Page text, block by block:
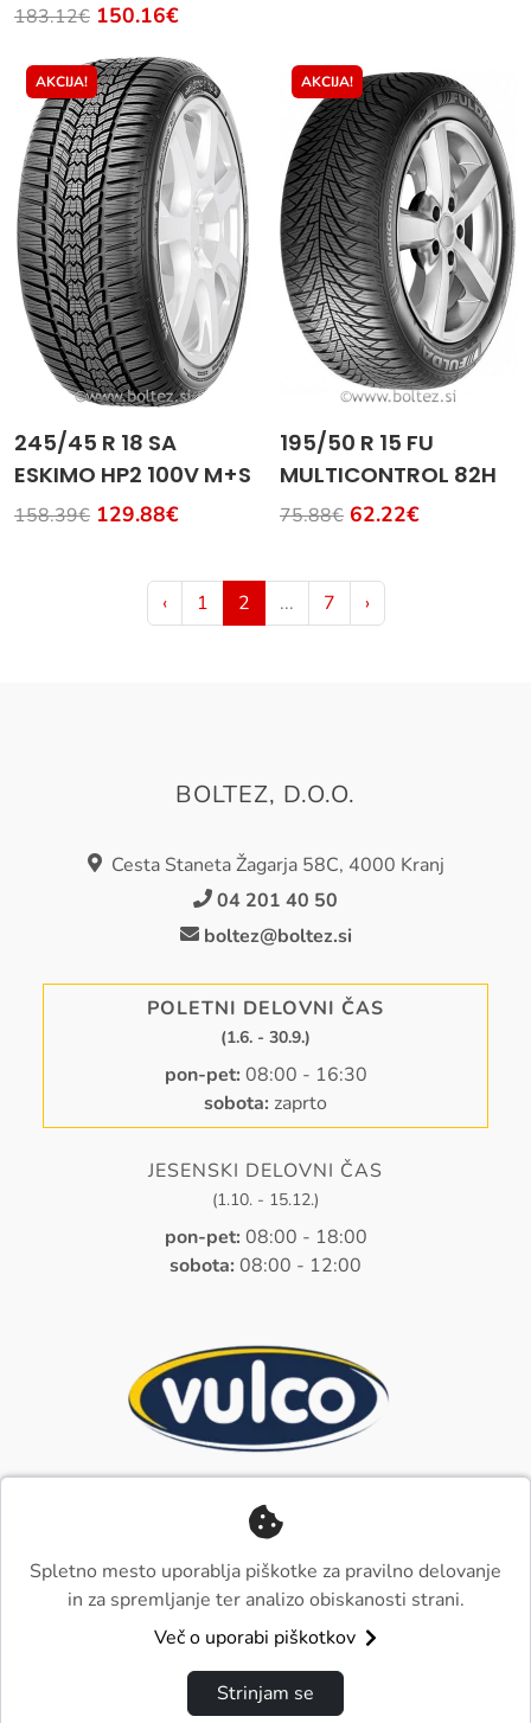
183.12€ 150.16€
AKCIJA!
245/45 R 18 SA
ESKIMO HP2 100V M+S
158.39€ 129.88€
AKCIJA!
195/50 R 15 FU
MULTICONTROL 82H
75.88€ 62.22€
‹ 1 2 ... 7 ›
BOLTEZ, D.O.O.
Cesta Staneta Žagarja 58C, 4000 Kranj
04 201 40 50
boltez@boltez.si
POLETNI DELOVNI ČAS
(1.6. - 30.9.)
pon-pet: 08:00 - 16:30
sobota: zaprto
JESENSKI DELOVNI ČAS
(1.10. - 15.12.)
pon-pet: 08:00 - 18:00
sobota: 08:00 - 12:00
© 2026 Boltez, d.o.o. |Zasebnost in raba piškotkov
Spletno mesto uporablja piškotke za pravilno delovanje
in za spremljanje ter analizo obiskanosti strani.
Več o uporabi piškotkov
Strinjam se